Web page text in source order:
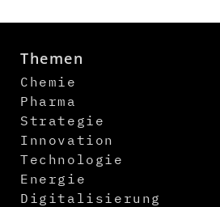
Themen
Chemie
Pharma
Strategie
Innovation
Technologie
Energie
Digitalisierung